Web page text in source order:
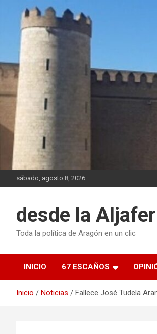
contenido
sábado, agosto 8, 2026
desde la
Toda la política de Aragón en un clic
INICIO 67 ESCAÑOS
Inicio Noticias Fallece José Tudela